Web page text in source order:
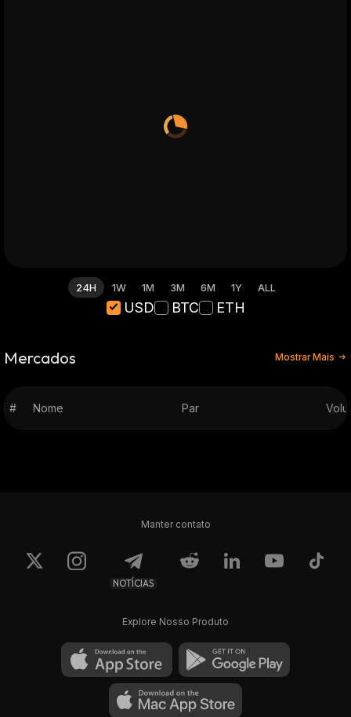
24H 1W 1M 3M 6M 1Y ALL
USD BTC ETH
Mercados Mostrar Mais
# Nome Par
Manter contato
NOTÍCIAS
Explore Nosso Produto